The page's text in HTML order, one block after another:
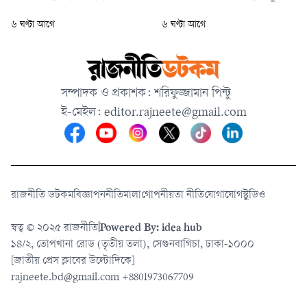
প্রাথমিক ও মাধ্যমিক বিদ্যালয়ের
৬ ঘণ্টা আগে
জামিন স্থগিত করেছেন আপিল
সঙ্গে তাকে ২৪ ঘণ্টার মধ্যে
আত্মসমর্পণের নির্দেশ দেওয়া
হয়েছে।
৬ ঘণ্টা আগে
সম্পাদক ও প্রকাশক: শরিফুজ্জামান পিন্টু
ই-মেইল: editor.rajneete@gmail.com
রাজনীতি ডটকমবিজ্ঞাপননীতিমালাগোপনীয়তা নীতিযোগাযোগস্টুডিও
স্বত্ব © ২০২৫ রাজনীতিPowered By: idea hub
১৪/২, তোপখানা রোড (তৃতীয় তলা), সেগুনবাগিচা, ঢাকা-১০০০
[জাতীয় প্রেস ক্লাবের উল্টোদিকে]
rajneete.bd@gmail.com +8801973067709